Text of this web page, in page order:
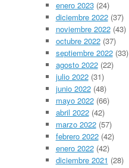
enero 2023(24)
diciembre 2022(37)
noviembre 2022(43)
octubre 2022(37)
septiembre 2022(33)
agosto 2022(22)
julio 2022(31)
junio 2022(48)
mayo 2022(66)
abril 2022(42)
marzo 2022(57)
febrero 2022(42)
enero 2022(42)
diciembre 2021 (28)